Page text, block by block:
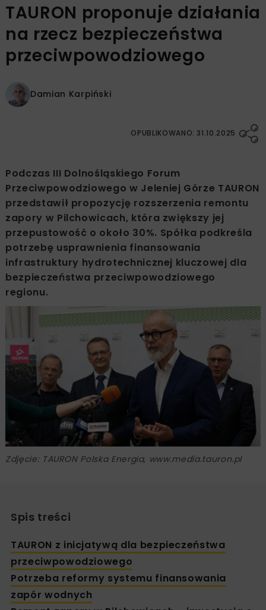
TAURON proponuje działania
na rzecz bezpieczeństwa
przeciwpowodziowego
Damian Karpiński
OPUBLIKOWANO: 31.10.2025
Podczas III Dolnośląskiego Forum
Przeciwpowodziowego w Jeleniej Górze TAURON
przedstawił propozycję rozszerzenia remontu
zapory w Pilchowicach, która zwiększy jej
przepustowość o około 30%. Spółka podkreśla
potrzebę usprawnienia finansowania
infrastruktury hydrotechnicznej kluczowej dla
bezpieczeństwa przeciwpowodziowego
regionu.
Zdjęcie: TAURON Polska Energia, www.media.tauron.pl
Spis treści
TAURON z inicjatywą dla bezpieczeństwa
przeciwpowodziowego
Potrzeba reformy systemu finansowania
zapór wodnych